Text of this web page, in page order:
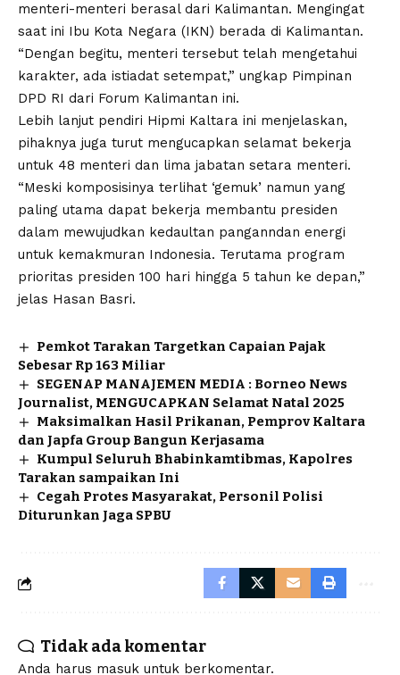
menteri-menteri berasal dari Kalimantan. Mengingat
saat ini Ibu Kota Negara (IKN) berada di Kalimantan.
“Dengan begitu, menteri tersebut telah mengetahui
karakter, ada istiadat setempat,” ungkap Pimpinan
DPD RI dari Forum Kalimantan ini.
Lebih lanjut pendiri Hipmi Kaltara ini menjelaskan,
pihaknya juga turut mengucapkan selamat bekerja
untuk 48 menteri dan lima jabatan setara menteri.
“Meski komposisinya terlihat ‘gemuk’ namun yang
paling utama dapat bekerja membantu presiden
dalam mewujudkan kedaultan panganndan energi
untuk kemakmuran Indonesia. Terutama program
prioritas presiden 100 hari hingga 5 tahun ke depan,”
jelas Hasan Basri.
Pemkot Tarakan Targetkan Capaian Pajak
Sebesar Rp 163 Miliar
SEGENAP MANAJEMEN MEDIA : Borneo News
Journalist, MENGUCAPKAN Selamat Natal 2025
Maksimalkan Hasil Prikanan, Pemprov Kaltara
dan Japfa Group Bangun Kerjasama
Kumpul Seluruh Bhabinkamtibmas, Kapolres
Tarakan sampaikan Ini
Cegah Protes Masyarakat, Personil Polisi
Diturunkan Jaga SPBU
Tidak ada komentar
Anda harus masuk untuk berkomentar.